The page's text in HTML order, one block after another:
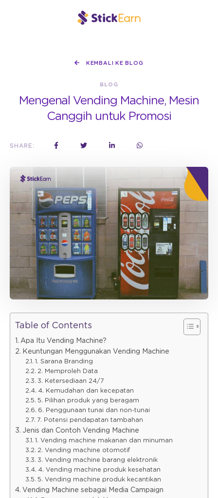
KEMBALI KE BLOG
BLOG
Mengenal Vending Machine, Mesin
Canggih untuk Promosi
SHARE:
Table of Contents
Apa Itu Vending Machine?
Keuntungan Menggunakan Vending Machine
1. Sarana Branding
2. Memproleh Data
3. Ketersediaan 24/7
4. Kemudahan dan kecepatan
5. Pilihan produk yang beragam
6. Penggunaan tunai dan non-tunai
7. Potensi pendapatan tambahan
Jenis dan Contoh Vending Machine
1. Vending machine makanan dan minuman
2. Vending machine otomotif
3. Vending machine barang elektronik
4. Vending machine produk kesehatan
5. Vending machine produk kecantikan
Vending Machine sebagai Media Campaign